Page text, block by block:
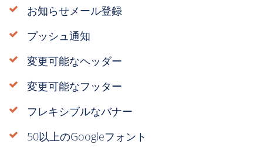
お知らせメール登録
プッシュ通知
変更可能なヘッダー
変更可能なフッター
フレキシブルなバナー
50以上のGoogleフォント